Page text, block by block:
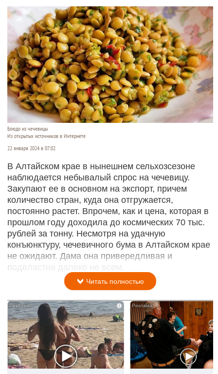
Блюдо из чечевицы
Из открытых источников в Интернете
22 января 2024 в 07:02
В Алтайском крае в нынешнем сельхозсезоне
наблюдается небывалый спрос на чечевицу.
Закупают ее в основном на экспорт, причем
количество стран, куда она отгружается,
постоянно растет. Впрочем, как и цена, которая в
прошлом году доходила до космических 70 тыс.
рублей за тонну. Несмотря на удачную
конъюнктуру, чечевичного бума в Алтайском крае
не ожидают. Дама она привередливая и
подвластна далеко не всем.
Читать полностью
i